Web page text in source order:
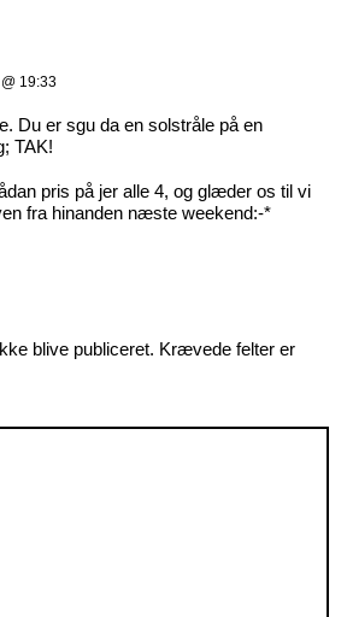
19:33
Du er sgu da en solstråle på en
TAK!
pris på jer alle 4, og glæder os til vi
fra hinanden næste weekend:-*
blive publiceret. Krævede felter er